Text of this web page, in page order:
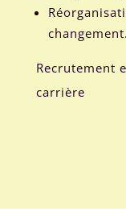
changement.
Recrutement
carrière